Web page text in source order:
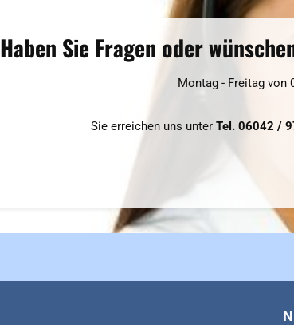
Haben Sie Fragen oder
Montag - Freitag von
Sie erreichen uns unter Tel. 06042 /